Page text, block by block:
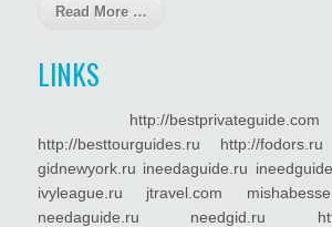
Read More …
LINKS
http://bestprivateguide.com
http://besttourguides.ru http://
gidnewyork.ru ineedaguide.ru
ivyleague.ru jtravel.com
needaguide.ru needgid.ru